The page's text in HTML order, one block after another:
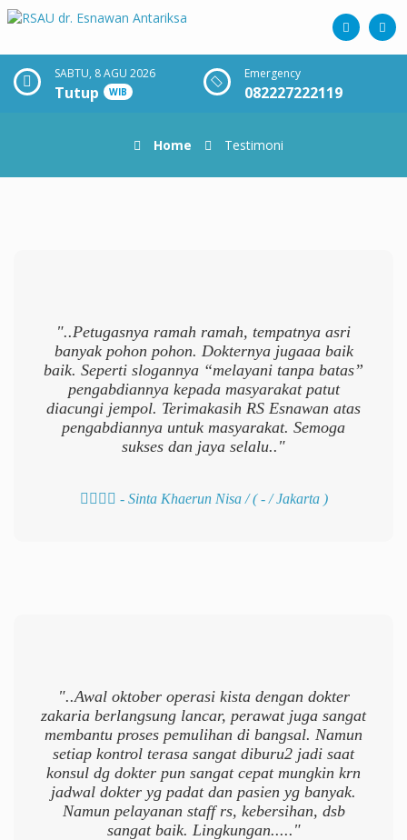
SABTU, 8 AGU 2026
Tutup WIB
Emergency
082227222119
Home Testimoni
"..Petugasnya ramah ramah, tempatnya asri
banyak pohon pohon. Dokternya jugaaa baik
baik. Seperti slogannya “melayani tanpa batas”
pengabdiannya kepada masyarakat patut
diacungi jempol. Terimakasih RS Esnawan atas
pengabdiannya untuk masyarakat. Semoga
sukses dan jaya selalu.."
- Sinta Khaerun Nisa /( - / Jakarta )
"..Awal oktober operasi kista dengan dokter
zakaria berlangsung lancar, perawat juga sangat
membantu proses pemulihan di bangsal. Namun
setiap kontrol terasa sangat diburu2 jadi saat
konsul dg dokter pun sangat cepat mungkin krn
jadwal dokter yg padat dan pasien yg banyak.
Namun pelayanan staff rs, kebersihan, dsb
sangat baik. Lingkungan....."